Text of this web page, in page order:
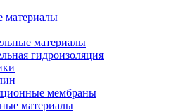
материалы
материалы
гидроизоляция
мембраны
материалы